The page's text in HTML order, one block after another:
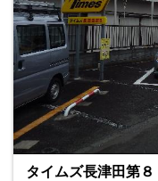
タイムズ長津田第８